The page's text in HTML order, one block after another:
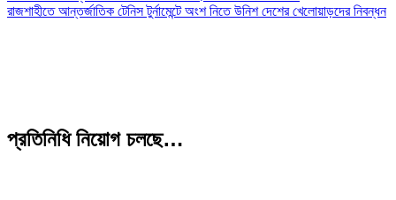
রাজশাহীতে আন্তর্জাতিক টেনিস টুর্নামেন্টে অংশ নিতে উনিশ দেশের খেলোয়াড়দের নিবন্ধন
প্রতিনিধি নিয়োগ চলছে…